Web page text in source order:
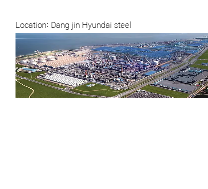
Location: Dang jin Hyundai steel